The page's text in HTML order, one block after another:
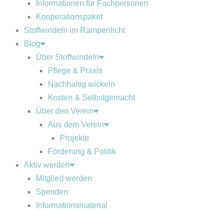
Informationen für Fachpersonen
Kooperationspaket
Stoffwindeln im Rampenlicht
Blog
Über Stoffwindeln
Pflege & Praxis
Nachhaltig wickeln
Kosten & Selbstgemacht
Über den Verein
Aus dem Verein
Projekte
Förderung & Politik
Aktiv werden
Mitglied werden
Spenden
Informationsmaterial